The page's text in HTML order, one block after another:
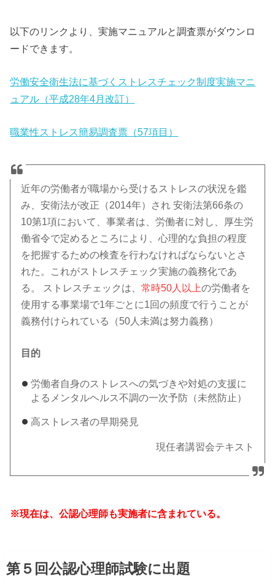
以下のリンクより、実施マニュアルと調査票がダウンロ
ードできます。
労働安全衛生法に基づくストレスチェック制度実施マニ
ュアル（平成28年4月改訂）
職業性ストレス簡易調査票（57項目）
近年の労働者が職場から受けるストレスの状況を鑑
み、安衛法が改正（2014年）され 安衛法第66条の
10第1項において、事業者は、労働者に対し、厚生労
働省令で定めるところにより、心理的な負担の程度
を把握するための検査を行わなければならないとさ
れた。これがストレスチェック実施の義務化であ
る。 ストレスチェックは、常時50人以上の労働者を
使用する事業場で1年ごとに1回の頻度で行うことが
義務付けられている（50人未満は努力義務）
目的
労働者自身のストレスへの気づきや対処の支援に
よるメンタルヘルス不調の一次予防（未然防止）
高ストレス者の早期発見
現任者講習会テキスト
※現在は、公認心理師も実施者に含まれている。
第５回公認心理師試験に出題